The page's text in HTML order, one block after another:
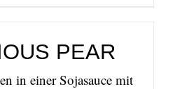
PEAR
in einer Sojasauce mit